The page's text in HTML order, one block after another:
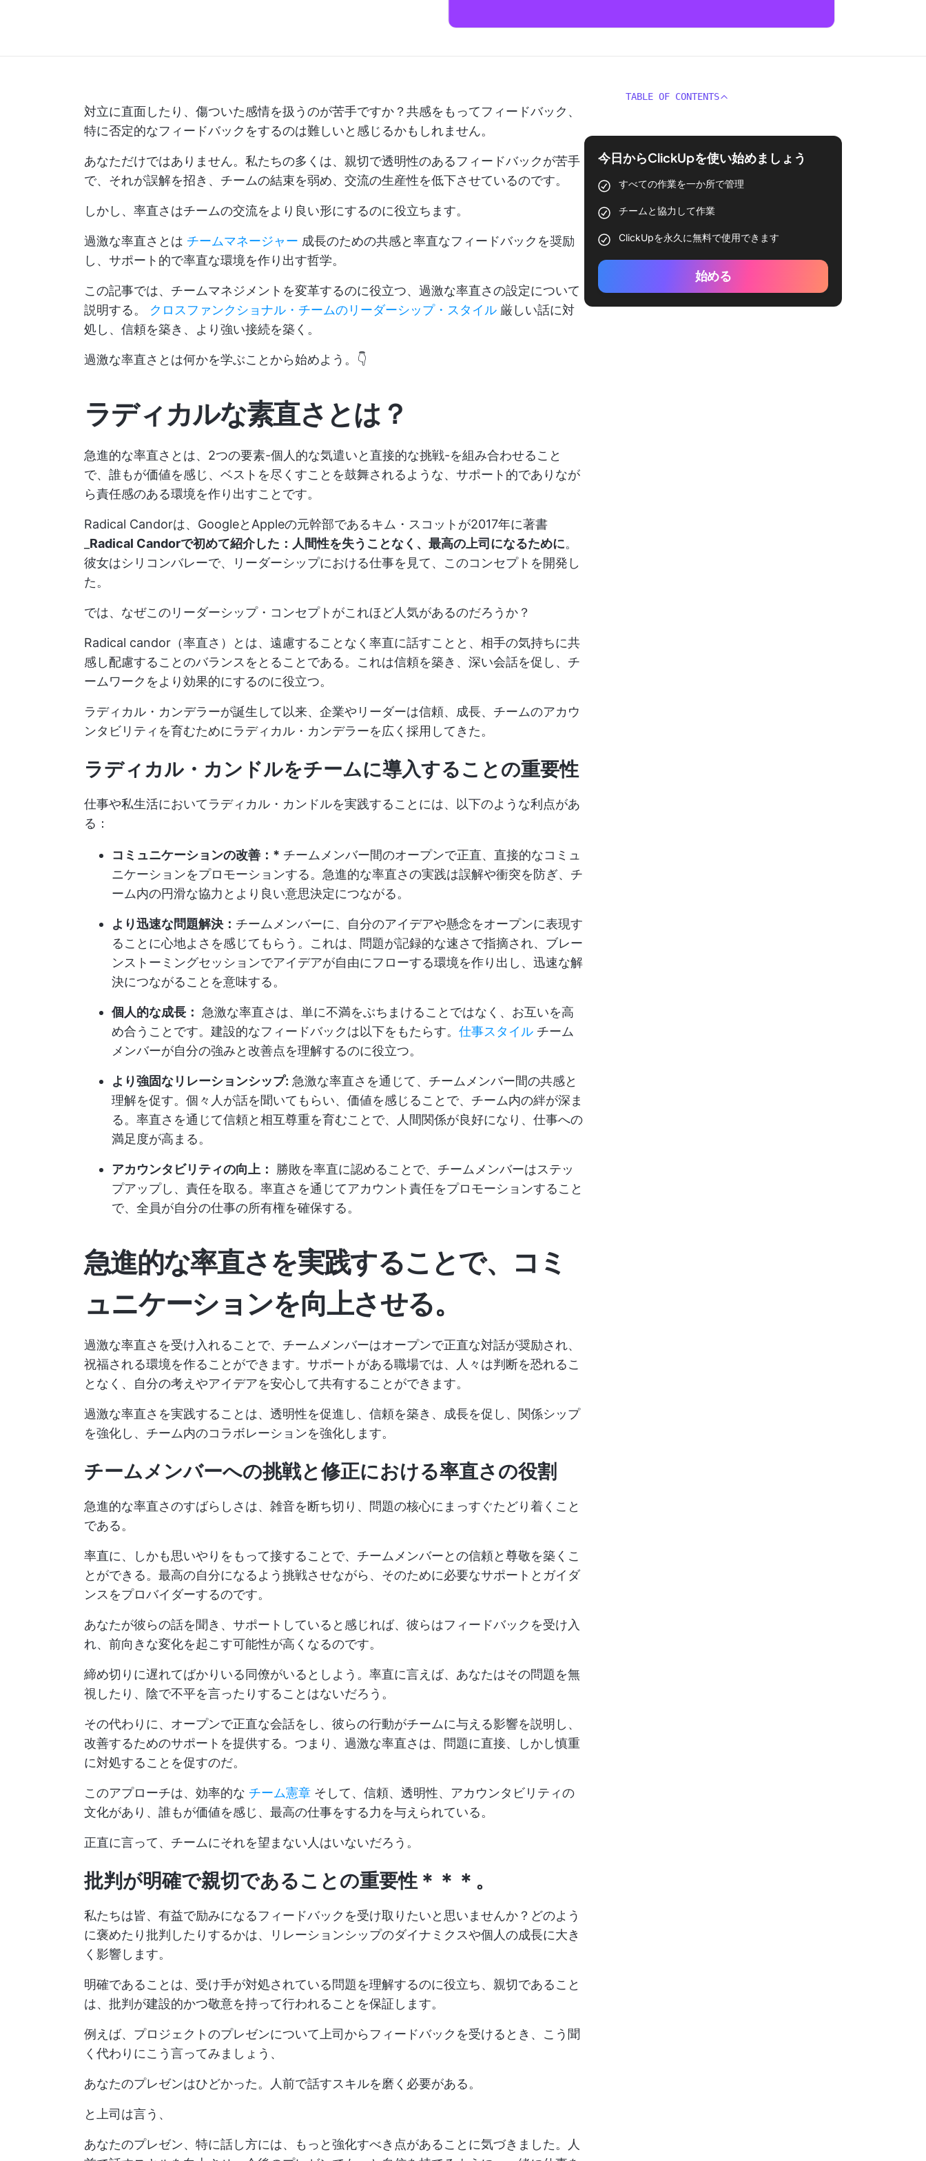
対立に直面したり、傷ついた感情を扱うのが苦手ですか？共感をもってフィードバック、
特に否定的なフィードバックをするのは難しいと感じるかもしれません。
あなただけではありません。私たちの多くは、親切で透明性のあるフィードバックが苦手
で、それが誤解を招き、チームの結束を弱め、交流の生産性を低下させているのです。
しかし、率直さはチームの交流をより良い形にするのに役立ちます。
過激な率直さとは チームマネージャー 成長のための共感と率直なフィードバックを奨励
し、サポート的で率直な環境を作り出す哲学。
この記事では、チームマネジメントを変革するのに役立つ、過激な率直さの設定について
説明する。 クロスファンクショナル・チームのリーダーシップ・スタイル 厳しい話に対
処し、信頼を築き、より強い接続を築く。
過激な率直さとは何かを学ぶことから始めよう。👇
ラディカルな素直さとは？
急進的な率直さとは、2つの要素-個人的な気遣いと直接的な挑戦-を組み合わせること
で、誰もが価値を感じ、ベストを尽くすことを鼓舞されるような、サポート的でありなが
ら責任感のある環境を作り出すことです。
Radical Candorは、GoogleとAppleの元幹部であるキム・スコットが2017年に著書
Radical Candorで初めて紹介した：人間性を失うことなく、最高の上司になるために。
彼女はシリコンバレーで、リーダーシップにおける仕事を見て、このコンセプトを開発し
た。
では、なぜこのリーダーシップ・コンセプトがこれほど人気があるのだろうか？
Radical candor（率直さ）とは、遠慮することなく率直に話すことと、相手の気持ちに共
感し配慮することのバランスをとることである。これは信頼を築き、深い会話を促し、チ
ームワークをより効果的にするのに役立つ。
ラディカル・カンデラーが誕生して以来、企業やリーダーは信頼、成長、チームのアカウ
ンタビリティを育むためにラディカル・カンデラーを広く採用してきた。
ラディカル・カンドルをチームに導入することの重要性
仕事や私生活においてラディカル・カンドルを実践することには、以下のような利点があ
る：
コミュニケーションの改善：* チームメンバー間のオープンで正直、直接的なコミュ
ニケーションをプロモーションする。急進的な率直さの実践は誤解や衝突を防ぎ、チ
ーム内の円滑な協力とより良い意思決定につながる。
より迅速な問題解決： チームメンバーに、自分のアイデアや懸念をオープンに表現す
ることに心地よさを感じてもらう。これは、問題が記録的な速さで指摘され、ブレー
ンストーミングセッションでアイデアが自由にフローする環境を作り出し、迅速な解
決につながることを意味する。
個人的な成長：
急激な率直さは、単に不満をぶちまけることではなく、お互いを高
め合うことです。建設的なフィードバックは以下をもたらす。 仕事スタイル チーム
メンバーが自分の強みと改善点を理解するのに役立つ。
より強固なリレーションシップ: 急激な率直さを通じて、チームメンバー間の共感と
理解を促す。個々人が話を聞いてもらい、価値を感じることで、チーム内の絆が深ま
る。率直さを通じて信頼と相互尊重を育むことで、人間関係が良好になり、仕事への
満足度が高まる。
アカウンタビリティの向上：
勝敗を率直に認めることで、チームメンバーはステッ
プアップし、責任を取る。率直さを通じてアカウント責任をプロモーションすること
で、全員が自分の仕事の所有権を確保する。
急進的な率直さを実践することで、コミ
ュニケーションを向上させる。
過激な率直さを受け入れることで、チームメンバーはオープンで正直な対話が奨励され、
祝福される環境を作ることができます。サポートがある職場では、人々は判断を恐れるこ
となく、自分の考えやアイデアを安心して共有することができます。
過激な率直さを実践することは、透明性を促進し、信頼を築き、成長を促し、関係シップ
を強化し、チーム内のコラボレーションを強化します。
チームメンバーへの挑戦と修正における率直さの役割
急進的な率直さのすばらしさは、雑音を断ち切り、問題の核心にまっすぐたどり着くこと
である。
率直に、しかも思いやりをもって接することで、チームメンバーとの信頼と尊敬を築くこ
とができる。最高の自分になるよう挑戦させながら、そのために必要なサポートとガイダ
ンスをプロバイダーするのです。
あなたが彼らの話を聞き、サポートしていると感じれば、彼らはフィードバックを受け入
れ、前向きな変化を起こす可能性が高くなるのです。
締め切りに遅れてばかりいる同僚がいるとしよう。率直に言えば、あなたはその問題を無
視したり、陰で不平を言ったりすることはないだろう。
その代わりに、オープンで正直な会話をし、彼らの行動がチームに与える影響を説明し、
改善するためのサポートを提供する。つまり、過激な率直さは、問題に直接、しかし慎重
に対処することを促すのだ。
このアプローチは、効率的な チーム憲章 そして、信頼、透明性、アカウンタビリティの
文化があり、誰もが価値を感じ、最高の仕事をする力を与えられている。
正直に言って、チームにそれを望まない人はいないだろう。
批判が明確で親切であることの重要性＊＊＊。
私たちは皆、有益で励みになるフィードバックを受け取りたいと思いませんか？どのよう
に褒めたり批判したりするかは、リレーションシップのダイナミクスや個人の成長に大き
く影響します。
明確であることは、受け手が対処されている問題を理解するのに役立ち、親切であること
は、批判が建設的かつ敬意を持って行われることを保証します。
例えば、プロジェクトのプレゼンについて上司からフィードバックを受けるとき、こう聞
く代わりにこう言ってみましょう、
あなたのプレゼンはひどかった。人前で話すスキルを磨く必要がある。
と上司は言う、
あなたのプレゼン、特に話し方には、もっと強化すべき点があることに気づきました。人
TABLE OF CONTENTS
今日からClickUpを使い始めましょう
すべての作業を一か所で管理
チームと協力して作業
ClickUpを永久に無料で使用できます
始める